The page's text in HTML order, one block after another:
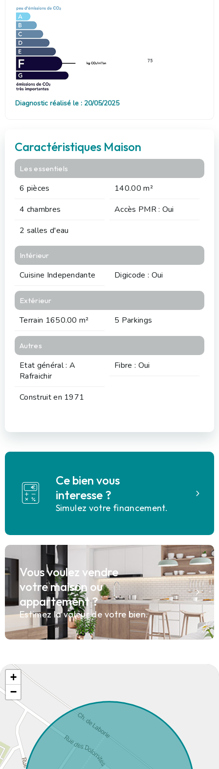
75
Diagnostic réalisé le : 20/05/2025
Caractéristiques Maison
Les essentiels
6 pièces
140.00 m²
4 chambres
Accès PMR : Oui
2 salles d'eau
Intérieur
Cuisine Independante Digicode : Oui
Extérieur
Terrain 1650.00 m² 5 Parkings
Autres
Etat général : A
Rafraichir
Fibre : Oui
Construit en 1971
Ce bien vous
interesse ?
Simulez votre financement.
Vous voulez vendre
votre maison ou
appartement ?
Estimez la valeur de votre bien.
+
−